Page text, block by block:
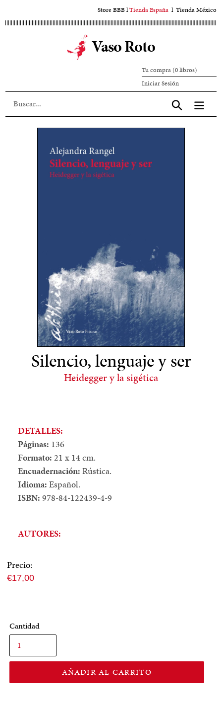
al
Store BBBlTienda España l Tienda México
Vaso Roto
Tu compra (0 libros)
Iniciar SesiónIniciar
sesión
Aceptar
Silencio, lenguaje y ser
Heidegger y la sigética
DETALLES:
Páginas: 136
Formato:21 x 14 cm.
Encuadernación:Rústica.
Idioma:Español.
ISBN:978-84-122439-4-9
AUTORES:
Precio:
Precio
€17,00
Cantidad
AÑADIR AL CARRITO